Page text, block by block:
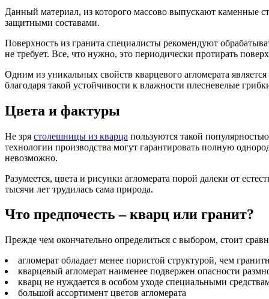
Данный материал, из которого массово выпускают каменные
защитными составами.
Поверхность из гранита специалисты рекомендуют
не требует. Все, что нужно, это периодически протирать
Одним из уникальных свойств кварцевого агломерата
благодаря такой устойчивости к влажности плесневелые
Цвета и фактуры
Не зря столешницы из кварца пользуются такой
технологии производства могут гарантировать полную
невозможно.
Разумеется, цвета и рисунки агломерата порой далеки от
тысячи лет трудилась сама природа.
Что предпочесть – кварц или гранит?
Прежде чем окончательно определиться с выбором, стоит
агломерат обладает менее пористой структурой, чем
кварцевый агломерат наименее подвержен опасности
кварц не нуждается в особом уходе специальными
большой ассортимент цветов агломерата